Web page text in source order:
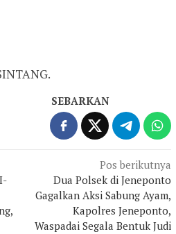
SEBARKAN
Pos berikutnya
Dua Polsek di Jeneponto
Gagalkan Aksi Sabung Ayam,
Kapolres Jeneponto,
Waspadai Segala Bentuk Judi